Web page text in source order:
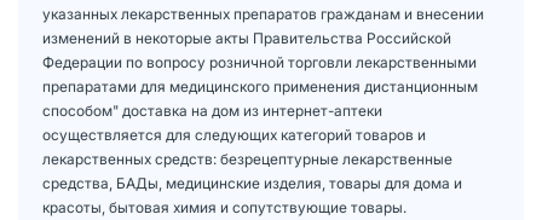
указанных лекарственных препаратов гражданам и внесении
изменений в некоторые акты Правительства Российской
Федерации по вопросу розничной торговли лекарственными
препаратами для медицинского применения дистанционным
способом" доставка на дом из интернет-аптеки
осуществляется для следующих категорий товаров и
лекарственных средств: безрецептурные лекарственные
средства, БАДы, медицинские изделия, товары для дома и
красоты, бытовая химия и сопутствующие товары.